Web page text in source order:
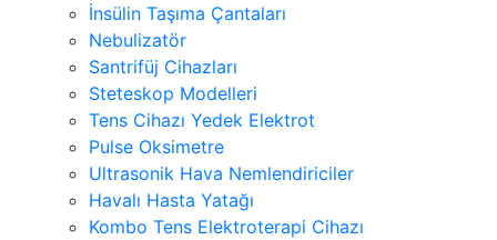
İnsülin Taşıma Çantaları
Nebulizatör
Santrifüj Cihazları
Steteskop Modelleri
Tens Cihazı Yedek Elektrot
Pulse Oksimetre
Ultrasonik Hava Nemlendiriciler
Havalı Hasta Yatağı
Kombo Tens Elektroterapi Cihazı